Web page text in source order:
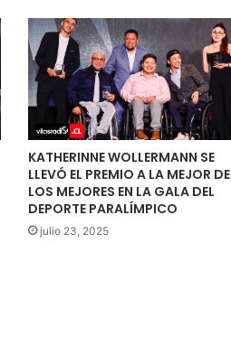
KATHERINNE WOLLERMANN SE
LLEVÓ EL PREMIO A LA MEJOR DE
LOS MEJORES EN LA GALA DEL
DEPORTE PARALÍMPICO
julio 23, 2025